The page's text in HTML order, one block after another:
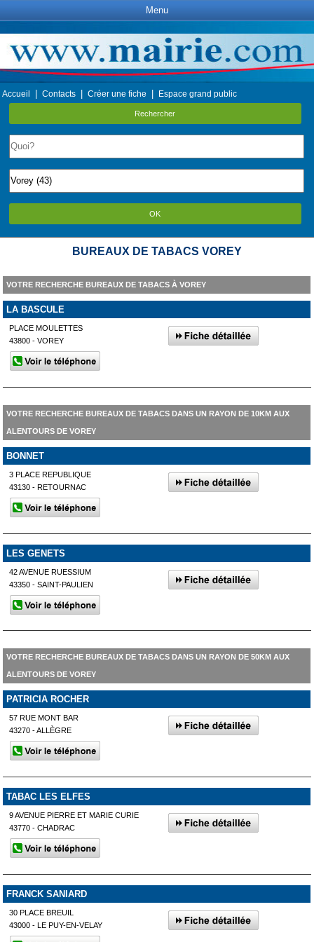
Menu
Accueil Contacts Créer une fiche Espace grand public
Rechercher
OK
BUREAUX DE TABACS VOREY
VOTRE RECHERCHE BUREAUX DE TABACS À VOREY
LA BASCULE
PLACE MOULETTES
43800 - VOREY
VOTRE RECHERCHE BUREAUX DE TABACS DANS UN RAYON DE 10KM AUX
ALENTOURS DE VOREY
BONNET
3 PLACE REPUBLIQUE
43130 - RETOURNAC
LES GENETS
42 AVENUE RUESSIUM
43350 - SAINT-PAULIEN
VOTRE RECHERCHE BUREAUX DE TABACS DANS UN RAYON DE 50KM AUX
ALENTOURS DE VOREY
PATRICIA ROCHER
57 RUE MONT BAR
43270 - ALLÈGRE
TABAC LES ELFES
9 AVENUE PIERRE ET MARIE CURIE
43770 - CHADRAC
FRANCK SANIARD
30 PLACE BREUIL
43000 - LE PUY-EN-VELAY